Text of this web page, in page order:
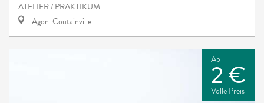
ATELIER / PRAKTIKUM
Agon-Coutainville
Ab
2 €
Volle Preis